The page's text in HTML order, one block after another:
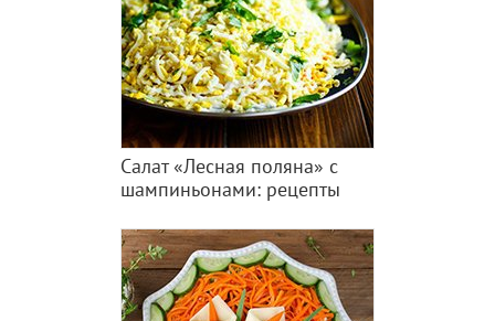
Салат «Лесная поляна» с
шампиньонами: рецепты